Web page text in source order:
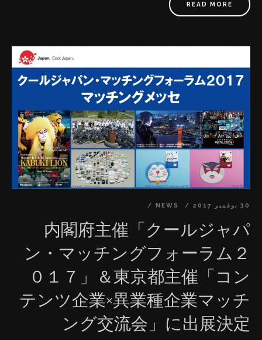
容を幅広く展開） ③事業パートナーの提携拡大 ④運用チ
の募集拡大 ⑥閲覧国数の拡大、現在の45カ国から年内
60カ国へ ■関連プレスリリース： 『JCCD Studio』が
『東洋美術学校』とグローバルOnline出版業務を戦略提
携、クールジャパン教育コンテンツを世界へ発信
https://prtimes.jp/main/html/rd/p/000000011.000
025695.html 内閣府主催「クールジャパン・マッチング
フォーラム２０１７」＆東京都主催「コンテンツ企業×異
業種企業マッチング交流会」に出展決定
https://prtimes.jp/main/html/rd/p/000000008.000
025695.html 新たなグローバル“出版”のカタチ。世界に
向けたe-Learning事業が「第14回日本e-Learning大賞ク
ール・ジャパン特別部門賞」を受賞。
https://prtimes.jp/main/html/rd/p/000000007.000
025695.html 華和結HDが台湾最大手のC2Cオンライン
スクール『Hahow 』と戦略的業務提携
https://prtimes.jp/main/html/rd/p/000000003.000
025695.html 台湾初上陸！日本のプロから学ぶイラスト
作ノウハウが可視化され、言語的、時間的、経済的制約
（中国、インドやMENA地域の新興国を含む）は
Technavio社のリサーチによると、2018年から2022年
にかけて年間平均14.04％で急成長し、2022年までに
25.92兆円の規模にもなります。それにより、世界中に高
い技術力を持つコンテンツクリエーターが不足し、学び
たい人が増加することが予測されます。一方、日本のコ
ンテンツクリエーターの方々は高い技術力を持っている
にも関わらず、グローバルマーケットに進出するのが難
しく、さらに、日本国内の仕事だけで生活できるのはほ
んの一握りというのが現状です。 このような問題を解決
するため、弊社は日本人創作者のノウハウを動画化し、
グローバルマーケットにOnlineで出版を行っておりま
す。現在、500時間以上のコンテンツ内容を構え、世界
28カ国のユーザーに提供しています。 また、2017年度
「第14回日本e-Learning大賞クール・ジャパン特別部門
賞」の受賞をきっかけに、イラスト製作のジャンルを超
え、音楽、料理、ファッション、伝統文化など様々なク
ールジャパンのコンテンツを世界中の皆様に提供して行
READ MORE
30 نوفمبر 2017 NEWS
内閣府主催「クールジャパ
ン・マッチングフォーラム２
０１７」＆東京都主催「コン
テンツ企業×異業種企業マッチ
ング交流会」に出展決定